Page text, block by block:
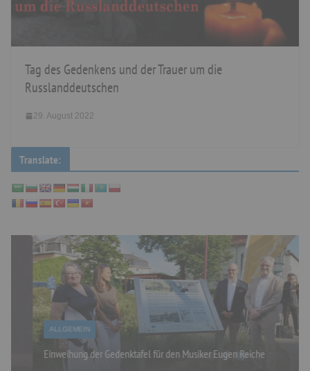
Tag des Gedenkens und der Trauer um die
Russlanddeutschen
29. August 2022
Translate:
ALLGEMEIN
Einweihung der Gedenktafel für den Musiker Eugen Reiche